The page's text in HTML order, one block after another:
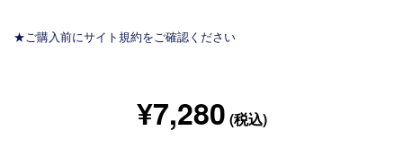
★ご購入前にサイト規約をご確認ください
¥7,280 (税込)